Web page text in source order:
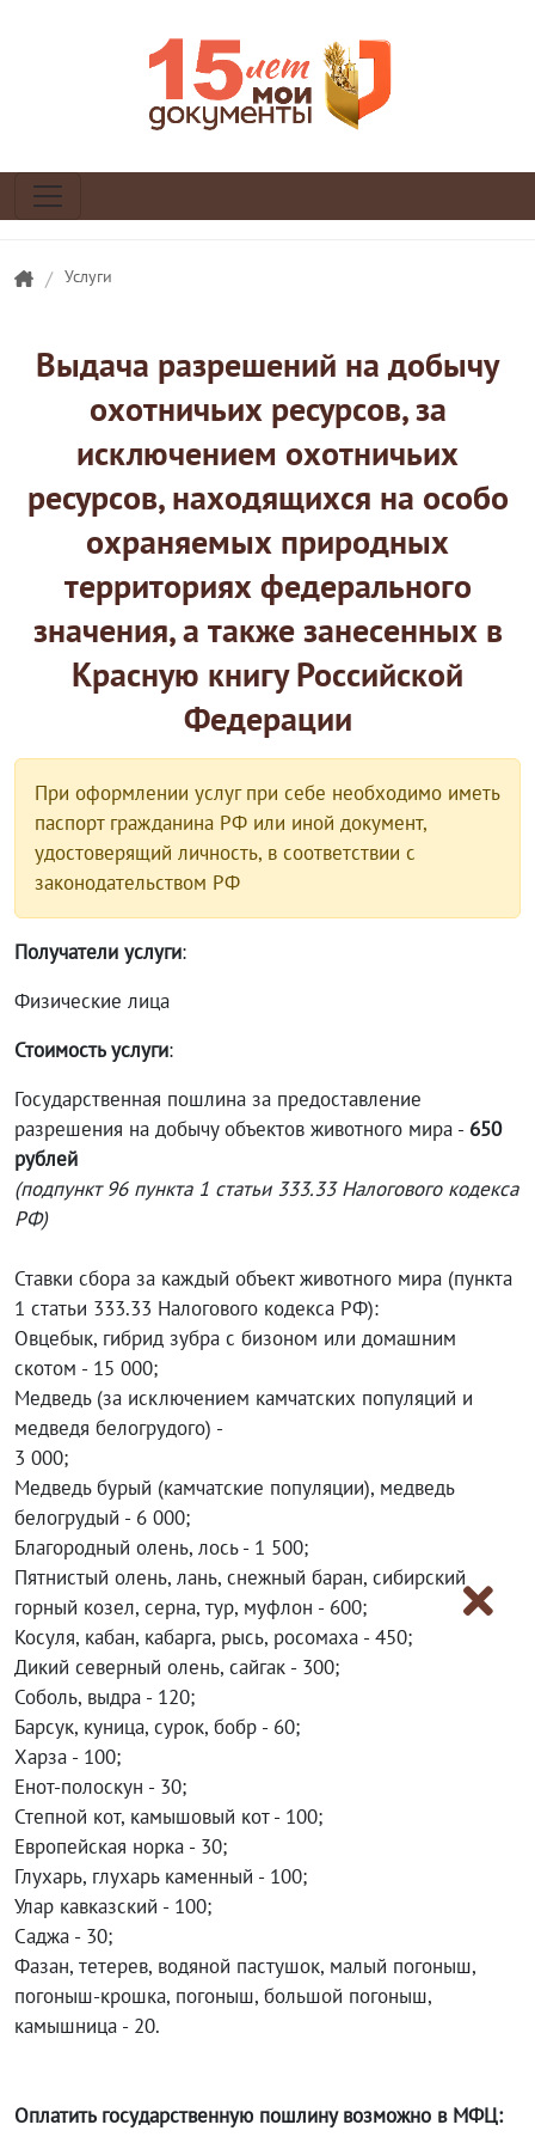
/ Услуги
Выдача разрешений на добычу
охотничьих ресурсов, за
исключением охотничьих
ресурсов, находящихся на особо
охраняемых природных
территориях федерального
значения, а также занесенных в
Красную книгу Российской
Федерации
При оформлении услуг при себе необходимо иметь
паспорт гражданина РФ или иной документ,
удостоверящий личность, в соответствии с
законодательством РФ
Получатели услуги:
Физические лица
Стоимость услуги:
Государственная пошлина за предоставление
разрешения на добычу объектов животного мира - 650
рублей
(подпункт 96 пункта 1 статьи 333.33 Налогового кодекса
РФ)
Ставки сбора за каждый объект животного мира (пункта
1 статьи 333.33 Налогового кодекса РФ):
Овцебык, гибрид зубра с бизоном или домашним
скотом - 15 000;
Медведь (за исключением камчатских популяций и
медведя белогрудого) -
3 000;
Медведь бурый (камчатские популяции), медведь
белогрудый - 6 000;
Благородный олень, лось - 1 500;
Пятнистый олень, лань, снежный баран, сибирский
горный козел, серна, тур, муфлон - 600;
Косуля, кабан, кабарга, рысь, росомаха - 450;
Дикий северный олень, сайгак - 300;
Соболь, выдра - 120;
Барсук, куница, сурок, бобр - 60;
Харза - 100;
Енот-полоскун - 30;
Степной кот, камышовый кот - 100;
Европейская норка - 30;
Глухарь, глухарь каменный - 100;
Улар кавказский - 100;
Саджа - 30;
Фазан, тетерев, водяной пастушок, малый погоныш,
погоныш-крошка, погоныш, большой погоныш,
камышница - 20.
Оплатить государственную пошлину возможно в МФЦ: